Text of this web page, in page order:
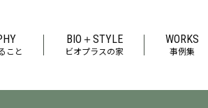
こと
BIO＋STYLE
ビオプラスの家
WORKS
事例集